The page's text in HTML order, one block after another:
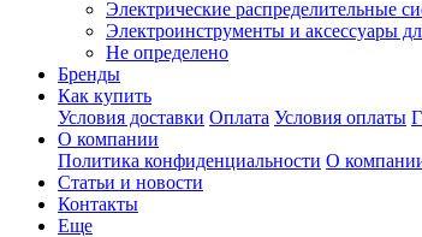
Электрические распределительные
Электроинструменты и аксессуары
Не определено
Бренды
Как купить
Условия доставки Оплата Условия оплаты
О компании
Политика конфиденциальности О
Статьи и новости
Контакты
Еще